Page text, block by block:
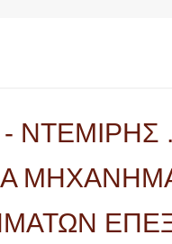
ΝΤΕΜΙΡΗΣ